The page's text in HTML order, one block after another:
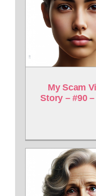
My Scam
Story – #90